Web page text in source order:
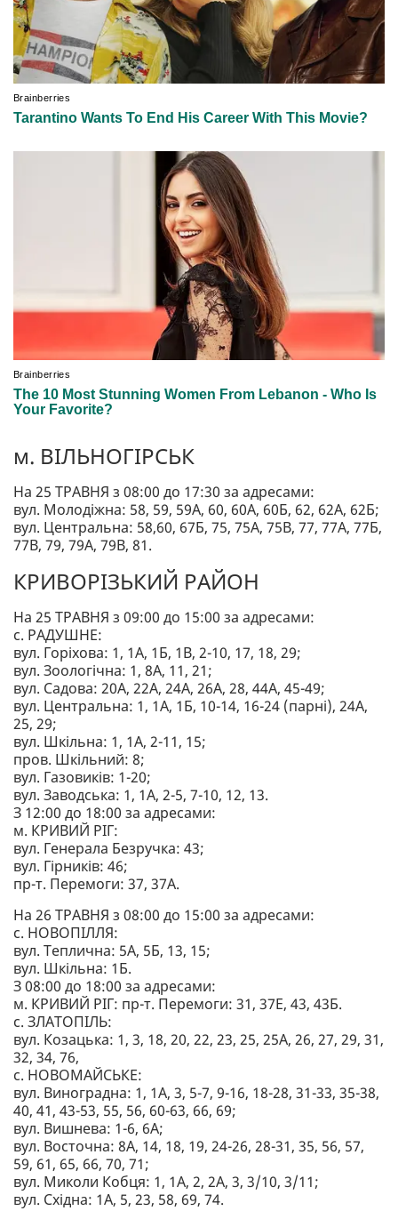
м. ВІЛЬНОГІРСЬК
На 25 ТРАВНЯ з 08:00 до 17:30 за адресами:
вул. Молодіжна: 58, 59, 59А, 60, 60А, 60Б, 62, 62А, 62Б;
вул. Центральна: 58,60, 67Б, 75, 75А, 75В, 77, 77А, 77Б,
77В, 79, 79А, 79В, 81.
КРИВОРІЗЬКИЙ РАЙОН
На 25 ТРАВНЯ з 09:00 до 15:00 за адресами:
с. РАДУШНЕ:
вул. Горіхова: 1, 1А, 1Б, 1В, 2-10, 17, 18, 29;
вул. Зоологічна: 1, 8А, 11, 21;
вул. Садова: 20А, 22А, 24А, 26А, 28, 44А, 45-49;
вул. Центральна: 1, 1А, 1Б, 10-14, 16-24 (парні), 24А,
25, 29;
вул. Шкільна: 1, 1А, 2-11, 15;
пров. Шкільний: 8;
вул. Газовиків: 1-20;
вул. Заводська: 1, 1А, 2-5, 7-10, 12, 13.
З 12:00 до 18:00 за адресами:
м. КРИВИЙ РІГ:
вул. Генерала Безручка: 43;
вул. Гірників: 46;
пр-т. Перемоги: 37, 37А.
На 26 ТРАВНЯ з 08:00 до 15:00 за адресами:
с. НОВОПІЛЛЯ:
вул. Теплична: 5А, 5Б, 13, 15;
вул. Шкільна: 1Б.
З 08:00 до 18:00 за адресами:
м. КРИВИЙ РІГ: пр-т. Перемоги: 31, 37Е, 43, 43Б.
с. ЗЛАТОПІЛЬ:
вул. Козацька: 1, 3, 18, 20, 22, 23, 25, 25А, 26, 27, 29, 31,
32, 34, 76,
с. НОВОМАЙСЬКЕ:
вул. Виноградна: 1, 1А, 3, 5-7, 9-16, 18-28, 31-33, 35-38,
40, 41, 43-53, 55, 56, 60-63, 66, 69;
вул. Вишнева: 1-6, 6А;
вул. Восточна: 8А, 14, 18, 19, 24-26, 28-31, 35, 56, 57,
59, 61, 65, 66, 70, 71;
вул. Миколи Кобця: 1, 1А, 2, 2А, 3, 3/10, 3/11;
вул. Східна: 1А, 5, 23, 58, 69, 74.